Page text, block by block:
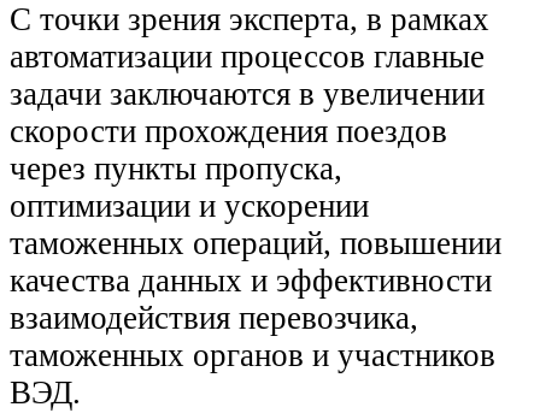
С точки зрения эксперта, в рамках
автоматизации процессов главные
задачи заключаются в увеличении
скорости прохождения поездов
через пункты пропуска,
оптимизации и ускорении
таможенных операций, повышении
качества данных и эффективности
взаимодействия перевозчика,
таможенных органов и участников
ВЭД.